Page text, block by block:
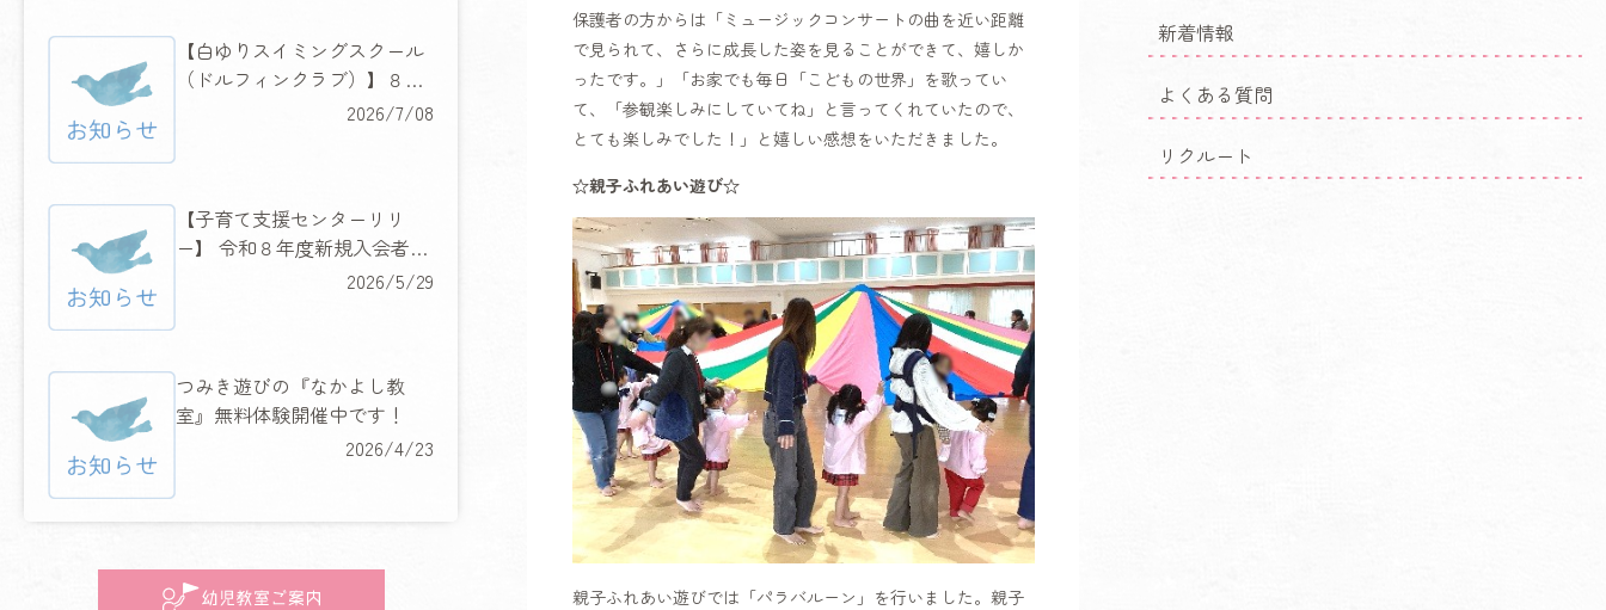
新着情報
よくある質問
リクルート
【白ゆりスイミングスクール
（ドルフィンクラブ）】８月
６日（木）・７日（金）２日
2026/7/08
【子育て支援センターリリ
ー】 令和８年度新規入会者限
定 『ハッピーキャンペーン』
2026/5/29
つみき遊びの『なかよし教
室』無料体験開催中です！
2026/4/23
保護者の方からは「ミュージックコンサートの曲を近い距離
で見られて、さらに成長した姿を見ることができて、嬉しか
ったです。」「お家でも毎日「こどもの世界」を歌ってい
て、「参観楽しみにしていてね」と言ってくれていたので、
とても楽しみでした！」と嬉しい感想をいただきました。
☆親子ふれあい遊び☆
親子ふれあい遊びでは「パラバルーン」を行いました。親子